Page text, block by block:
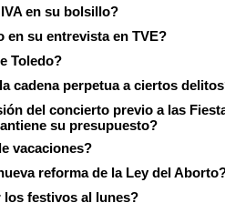
en su bolsillo?
en su entrevista en TVE?
Toledo?
cadena perpetua a ciertos
del concierto previo a las
su presupuesto?
vacaciones?
reforma de la Ley del
los festivos al lunes?